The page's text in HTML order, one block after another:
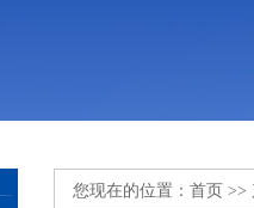
您现在的位置： 首页 >>